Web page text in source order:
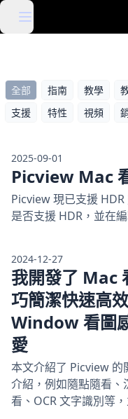
全部 指南 教學
支援
特性 視頻
2025-09-01
Picview Mac
Picview 現已支援
是否支援 HDR，並在
2024-12-27
我開發了 Mac
巧簡潔快速高
Window 看圖
愛
本文介紹了 Picview 的
介紹，例如隨點隨看
看、OCR 文字識別等